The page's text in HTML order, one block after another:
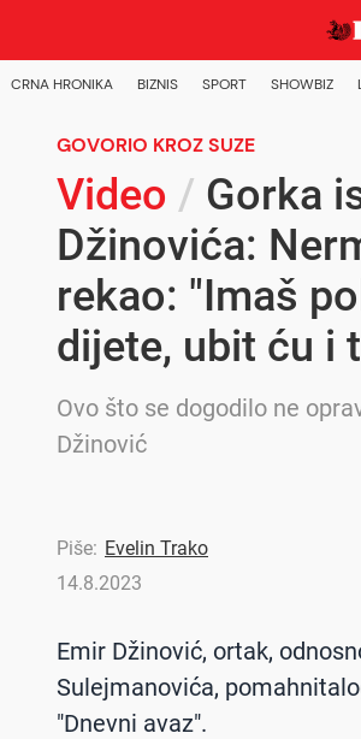
CRNA HRONIKA BIZNIS SPORT SHOWBIZ
GOVORIO KROZ SUZE
Video / Gorka
Džinovića:
rekao: "Imaš
dijete, ubit ću i
Ovo što se dogodilo ne
Džinović
Piše: Evelin Trako
14.8.2023
Emir Džinović, ortak,
Sulejmanovića,
"Dnevni avaz".